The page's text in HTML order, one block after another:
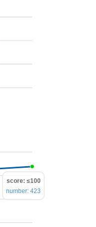
score: ≤100
number: 423